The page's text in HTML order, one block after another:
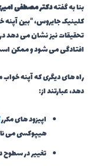
بنا به گفتهدکتر مصطفی
کلینیک جایروس، “بین آپنه
تحقیقات نیز نشان می دهد در
افتادگی می شود و ممکن
راه های دیگری که آپنه خواب
دهد، عبارتند از:
اپیزود های مکرر
هیپوکسی می
تغییر در